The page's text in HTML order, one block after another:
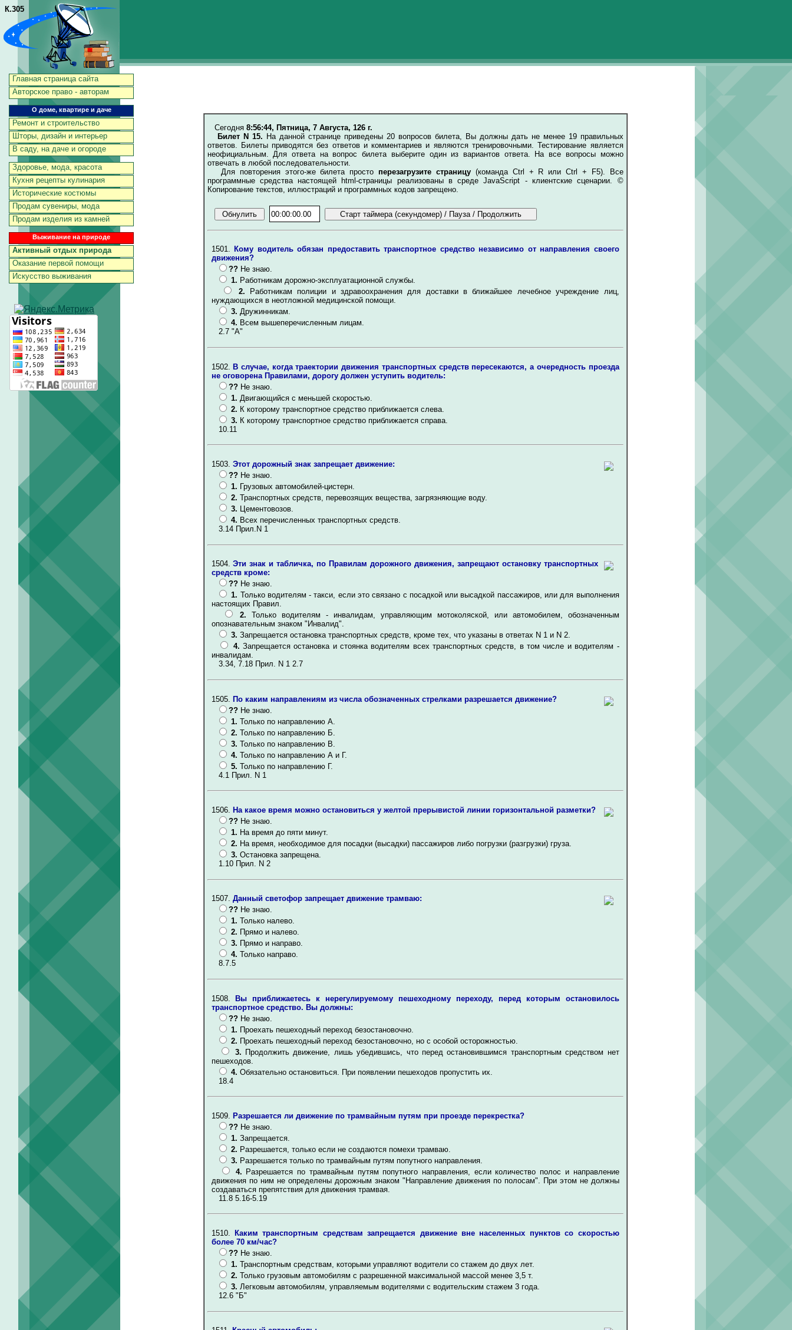
К.305
Главная страница сайта
Авторское право - авторам
О доме, квартире и даче
Ремонт и строительство
Шторы, дизайн и интерьер
В саду, на даче и огороде
Здоровье, мода, красота
Кухня рецепты кулинария
Исторические костюмы
Продам сувениры, мода
Продам изделия из камней
Выживание на природе
Активный отдых природа
Оказание первой помощи
Искусство выживания
Сегодня 8:56:44, Пятница, 7 Августа, 126 г.
Билет N 15. На данной странице приведены 20 вопросов билета, Вы должны дать не менее 19 правильных
ответов. Билеты приводятся без ответов и комментариев и являются тренировочными. Тестирование является
неофициальным. Для ответа на вопрос билета выберите один из вариантов ответа. На все вопросы можно
отвечать в любой последовательности.
Для повторения этого-же билета просто перезагрузите страницу (команда Ctrl + R или Ctrl + F5). Все
программные средства настоящей html-страницы реализованы в среде JavaScript - клиентские сценарии. ©
Копирование текстов, иллюстраций и программных кодов запрещено.
1501. Кому водитель обязан предоставить транспортное средство независимо от направления своего
движения?
?? Не знаю.
1. Работникам дорожно-эксплуатационной службы.
2.
Работникам полиции и здравоохранения для доставки в ближайшее лечебное учреждение лиц,
нуждающихся в неотложной медицинской помощи.
3. Дружинникам.
4. Всем вышеперечисленным лицам.
2.7 "А"
1502.В случае, когда траектории движения транспортных средств пересекаются, а очередность проезда
не оговорена Правилами, дорогу должен уступить водитель:
?? Не знаю.
1. Двигающийся с меньшей скоростью.
2. К которому транспортное средство приближается слева.
3. К которому транспортное средство приближается справа.
10.11
1503. Этот дорожный знак запрещает движение:
?? Не знаю.
1. Грузовых автомобилей-цистерн.
2. Транспортных средств, перевозящих вещества, загрязняющие воду.
3.
Цементовозов.
4. Всех перечисленных транспортных средств.
3.14 Прил.N 1
1504.Эти знак и табличка, по Правилам дорожного движения, запрещают остановку транспортных
средств кроме:
?? Не знаю.
1. Только водителям - такси, если это связано с посадкой или высадкой пассажиров, или для выполнения
настоящих Правил.
2. Только водителям - инвалидам, управляющим мотоколяской, или автомобилем, обозначенным
опознавательным знаком "Инвалид".
3. Запрещается остановка транспортных средств, кроме тех, что указаны в ответах N 1 и N 2.
4. Запрещается остановка и стоянка водителям всех транспортных средств, в том числе и водителям -
инвалидам.
3.34, 7.18 Прил. N 1 2.7
1505. По каким направлениям из числа обозначенных стрелками разрешается движение?
?? Не знаю.
1. Только по направлению А.
2. Только по направлению Б.
3. Только по направлению В.
4. Только по направлению А и Г.
5. Только по направлению Г.
4.1 Прил. N 1
1506.
На какое время можно остановиться у желтой прерывистой линии горизонтальной разметки?
?? Не знаю.
1. На время до пяти минут.
2. На время, необходимое для посадки (высадки) пассажиров либо погрузки (разгрузки) груза.
3. Остановка запрещена.
1.10 Прил. N 2
1507. Данный светофор запрещает движение трамваю:
?? Не знаю.
1. Только налево.
2. Прямо и налево.
3. Прямо и направо.
4. Только направо.
8.7.5
1508.Вы приближаетесь к нерегулируемому пешеходному переходу, перед которым остановилось
транспортное средство. Вы должны:
?? Не знаю.
1. Проехать пешеходный переход безостановочно.
2. Проехать пешеходный переход безостановочно, но с особой осторожностью.
3. Продолжить движение, лишь убедившись, что перед остановившимся транспортным средством нет
пешеходов.
4. Обязательно остановиться. При появлении пешеходов пропустить их.
18.4
1509.
Разрешается ли движение по трамвайным путям при проезде перекрестка?
?? Не знаю.
1. Запрещается.
2. Разрешается, только если не создаются помехи трамваю.
3. Разрешается только по трамвайным путям попутного направления.
4. Разрешается по трамвайным путям попутного направления, если количество полос и направление
движения по ним не определены дорожным знаком "Направление движения по полосам". При этом не должны
создаваться препятствия для движения трамвая.
11.8 5.16-5.19
1510.
Каким транспортным средствам запрещается движение вне населенных пунктов со скоростью
более 70 км/час?
?? Не знаю.
1. Транспортным средствам, которыми управляют водители со стажем до двух лет.
2. Только грузовым автомобилям с разрешенной максимальной массой менее 3,5 т.
3. Легковым автомобилям, управляемым водителями с водительским стажем 3 года.
12.6 "Б"